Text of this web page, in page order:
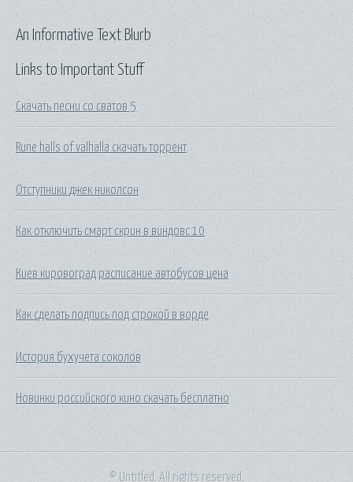
Links to Important Stuff
Скачать песни со сватов 5
Rune halls of valhalla скачать торрент
Отступники джек николсон
Как отключить смарт скрин в виндовс 10
Киев кировоград расписание автобусов цена
Как сделать подпись под строкой в ворде
История бухучета соколов
Новинки российского кино скачать бесплатно
An Informative Text Blurb
© Untitled. All rights reserved.